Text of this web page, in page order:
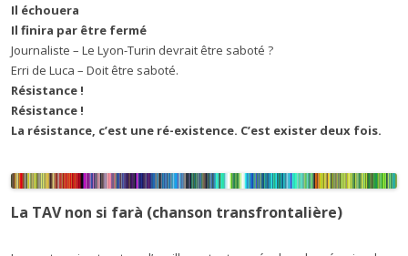
Il échouera
Il finira par être fermé
Journaliste – Le Lyon-Turin devrait être saboté ?
Erri de Luca – Doit être saboté.
Résistance !
Résistance !
La résistance, c’est une ré-existence. C’est exister deux fois.
La TAV non si farà (chanson transfrontalière)